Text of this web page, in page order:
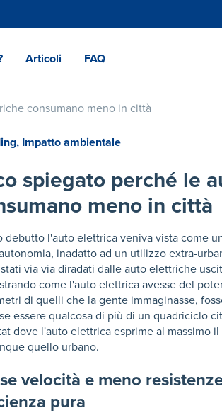
Articoli FAQ
consumano meno in città
, Impatto ambientale
spiegato perché le
meno in città
debutto l'auto elettrica veniva vista come
inadatto ad un utilizzo extra-
via via diradati dalle auto elettriche
come l'auto elettrica avesse del
di quelli che la gente immaginasse,
essere qualcosa di più di un quadriciclo
dove l'auto elettrica esprime al massimo
quello urbano.
velocità e meno
pura